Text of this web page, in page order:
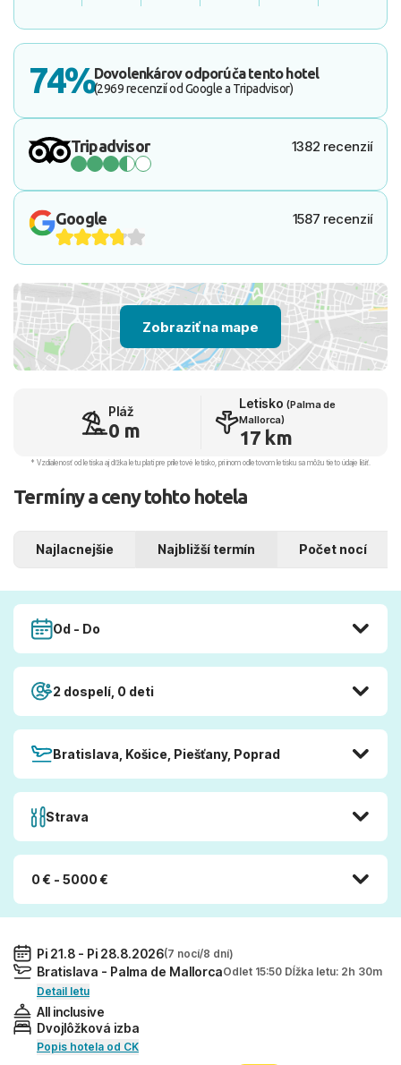
74%Dovolenkárov odporúča tento hotel
(2969 recenzií od Google a Tripadvisor)
Tripadvisor 1382 recenzií
Google 1587 recenzií
Zobraziť na mape
Pláž
0 m
Letisko (Palma de
Mallorca)
17 km
* Vzdialenosť od letiska aj dľžka letu platí pre príletové letisko, pri inom odletovom letisku sa môžu tieto údaje líšiť.
Termíny a ceny tohto hotela
Najlacnejšie Najbližší termín Počet nocí
Od - Do
2 dospelí, 0 deti
Bratislava, Košice, Piešťany, Poprad
Strava
0 € - 5000 €
Pi 21.8 - Pi 28.8.2026(7 nocí/8 dní)
Bratislava - Palma de MallorcaOdlet 15:50 Dĺžka letu: 2h 30m
Detail letu
All inclusive
Dvojlôžková izba
Popis hotela od CK